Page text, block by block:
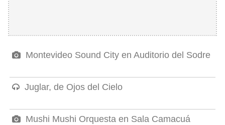
Montevideo Sound City en Auditorio del Sodre
Juglar, de Ojos del Cielo
Mushi Mushi Orquesta en Sala Camacuá